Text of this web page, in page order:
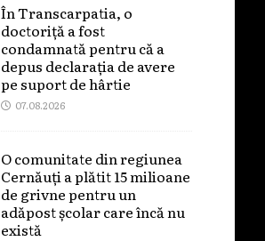
În Transcarpatia, o
doctoriță a fost
condamnată pentru că a
depus declarația de avere
pe suport de hârtie
07.08.2026
O comunitate din regiunea
Cernăuți a plătit 15 milioane
de grivne pentru un
adăpost școlar care încă nu
există